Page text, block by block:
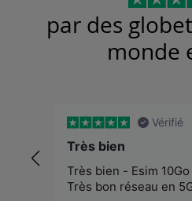
Windows 11
par des
monde
Vérifié
Très bien
Très bien - Esim
Très bon réseau en